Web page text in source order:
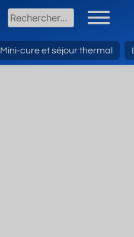
Mini-cure et séjour thermal